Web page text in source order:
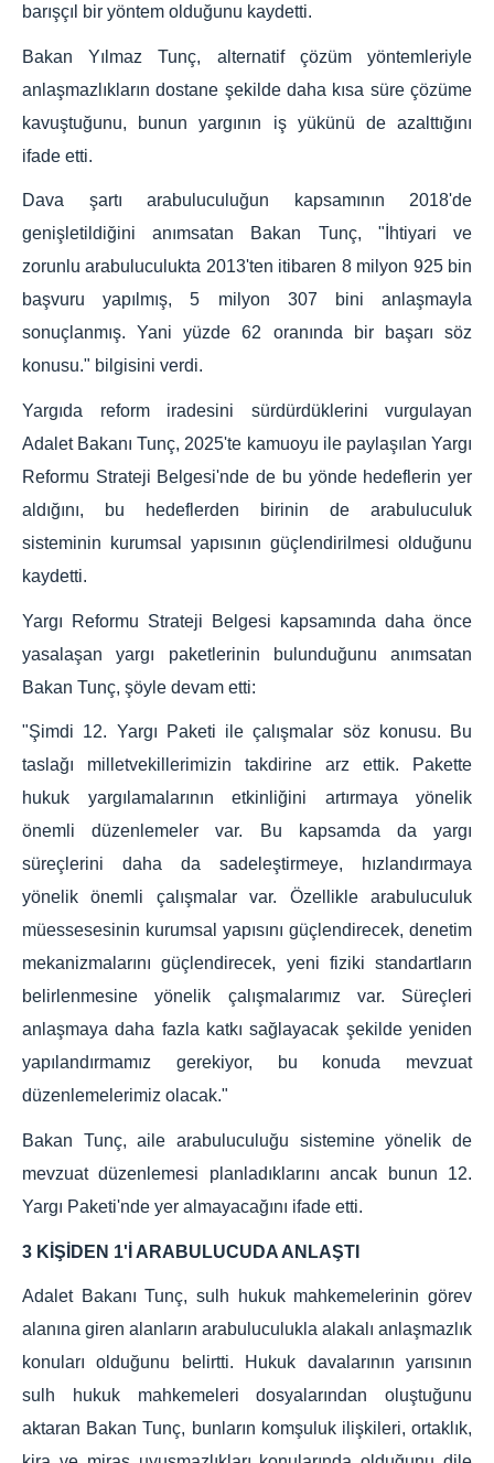
barışçıl bir yöntem olduğunu kaydetti.
Bakan Yılmaz Tunç, alternatif çözüm yöntemleriyle
anlaşmazlıkların dostane şekilde daha kısa süre çözüme
kavuştuğunu, bunun yargının iş yükünü de azalttığını
ifade etti.
Dava şartı arabuluculuğun kapsamının 2018'de
genişletildiğini anımsatan Bakan Tunç, "İhtiyari ve
zorunlu arabuluculukta 2013'ten itibaren 8 milyon 925 bin
başvuru yapılmış, 5 milyon 307 bini anlaşmayla
sonuçlanmış. Yani yüzde 62 oranında bir başarı söz
konusu." bilgisini verdi.
Yargıda reform iradesini sürdürdüklerini vurgulayan
Adalet Bakanı Tunç, 2025'te kamuoyu ile paylaşılan Yargı
Reformu Strateji Belgesi'nde de bu yönde hedeflerin yer
aldığını, bu hedeflerden birinin de arabuluculuk
sisteminin kurumsal yapısının güçlendirilmesi olduğunu
kaydetti.
Yargı Reformu Strateji Belgesi kapsamında daha önce
yasalaşan yargı paketlerinin bulunduğunu anımsatan
Bakan Tunç, şöyle devam etti:
"Şimdi 12. Yargı Paketi ile çalışmalar söz konusu. Bu
taslağı milletvekillerimizin takdirine arz ettik. Pakette
hukuk yargılamalarının etkinliğini artırmaya yönelik
önemli düzenlemeler var. Bu kapsamda da yargı
süreçlerini daha da sadeleştirmeye, hızlandırmaya
yönelik önemli çalışmalar var. Özellikle arabuluculuk
müessesesinin kurumsal yapısını güçlendirecek, denetim
mekanizmalarını güçlendirecek, yeni fiziki standartların
belirlenmesine yönelik çalışmalarımız var. Süreçleri
anlaşmaya daha fazla katkı sağlayacak şekilde yeniden
yapılandırmamız gerekiyor, bu konuda mevzuat
düzenlemelerimiz olacak."
Bakan Tunç, aile arabuluculuğu sistemine yönelik de
mevzuat düzenlemesi planladıklarını ancak bunun 12.
Yargı Paketi'nde yer almayacağını ifade etti.
3 KİŞİDEN 1'İ ARABULUCUDA ANLAŞTI
Adalet Bakanı Tunç, sulh hukuk mahkemelerinin görev
alanına giren alanların arabuluculukla alakalı anlaşmazlık
konuları olduğunu belirtti. Hukuk davalarının yarısının
sulh hukuk mahkemeleri dosyalarından oluştuğunu
aktaran Bakan Tunç, bunların komşuluk ilişkileri, ortaklık,